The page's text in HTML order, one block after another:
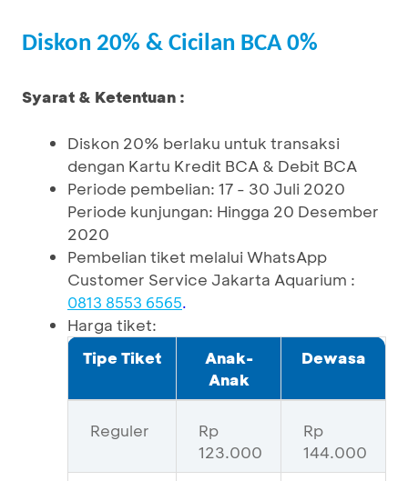
Diskon 20% & Cicilan BCA 0%
Syarat & Ketentuan :
Diskon 20% berlaku untuk transaksi
dengan Kartu Kredit BCA & Debit BCA
Periode pembelian: 17 - 30 Juli 2020
Periode kunjungan: Hingga 20 Desember
2020
Pembelian tiket melalui WhatsApp
Customer Service Jakarta Aquarium :
0813 8553 6565.
Harga tiket:
Tipe Tiket
Anak-
Anak
Dewasa
Reguler
Rp
123.000
Rp
144.000